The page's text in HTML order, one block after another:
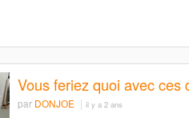
Vous feriez quoi avec ces
par DONJOE il y a 2 ans